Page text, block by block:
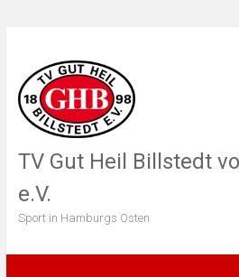
TV Gut Heil Billstedt
e.V.
Sport in Hamburgs Osten